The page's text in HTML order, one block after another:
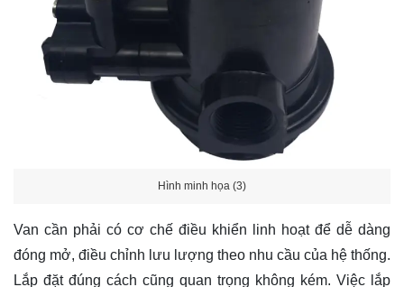
Hình minh họa (3)
Van cần phải có cơ chế điều khiển linh hoạt để dễ dàng
đóng mở, điều chỉnh lưu lượng theo nhu cầu của hệ thống.
Lắp đặt đúng cách cũng quan trọng không kém. Việc lắp